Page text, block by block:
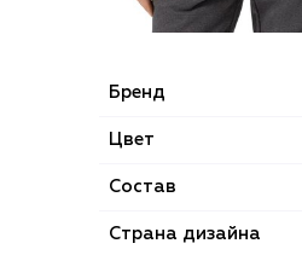
Бренд
Цвет
Состав
Страна дизайна